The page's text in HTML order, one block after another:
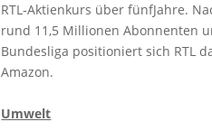
RTL‑Aktienkurs über fünfJahre.
rund 11,5 Millionen Abonnenten
Bundesliga positioniert sich RTL
Amazon.
Umwelt